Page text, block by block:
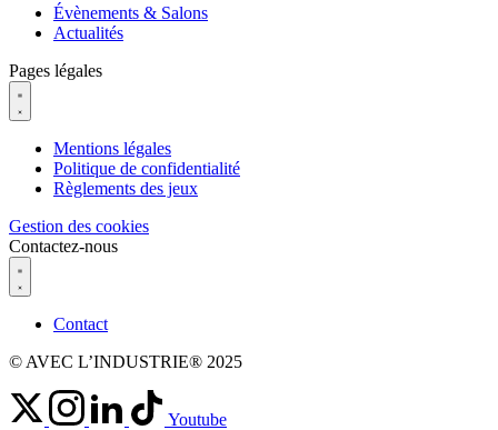
Évènements & Salons
Actualités
Pages légales
Mentions légales
Politique de confidentialité
Règlements des jeux
Gestion des cookies
Contactez-nous
Contact
© AVEC L’INDUSTRIE® 2025
Youtube